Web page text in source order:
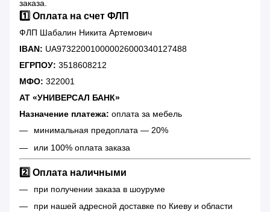
заказа.
1️⃣ Оплата на счет ФЛП
ФЛП Шабалин Никита Артемович
IBAN: UA973220010000026000340127488
ЕГРПОУ: 3518608212
МФО: 322001
АТ «УНИВЕРСАЛ БАНК»
Назначение платежа: оплата за мебель
минимальная предоплата — 20%
или 100% оплата заказа
2️⃣ Оплата наличными
при получении заказа в шоуруме
при нашей адресной доставке по Киеву и области